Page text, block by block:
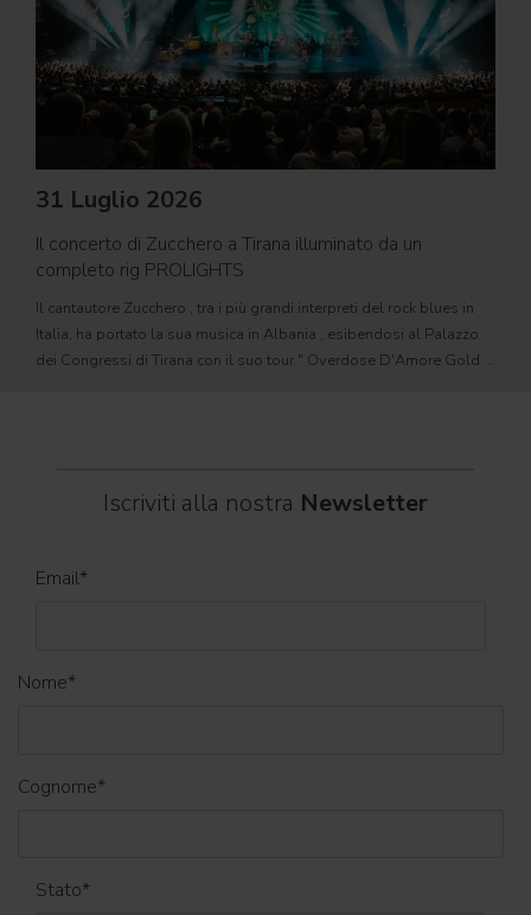
31 Luglio 2026
Il concerto di Zucchero a Tirana illuminato da un
completo rig PROLIGHTS
Il cantautore Zucchero , tra i più grandi interpreti del rock blues in
Italia, ha portato la sua musica in Albania , esibendosi al Palazzo
dei Congressi di Tirana con il suo tour " Overdose D'Amore Gold -
Iscriviti alla nostra Newsletter
Email*
Nome*
Cognome*
Stato*